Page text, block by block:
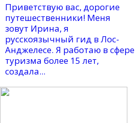
Приветствую вас, дорогие
путешественники! Меня
зовут Ирина, я
русскоязычный гид в Лос-
Анджелесе. Я работаю в сфере
туризма более 15 лет,
создала...